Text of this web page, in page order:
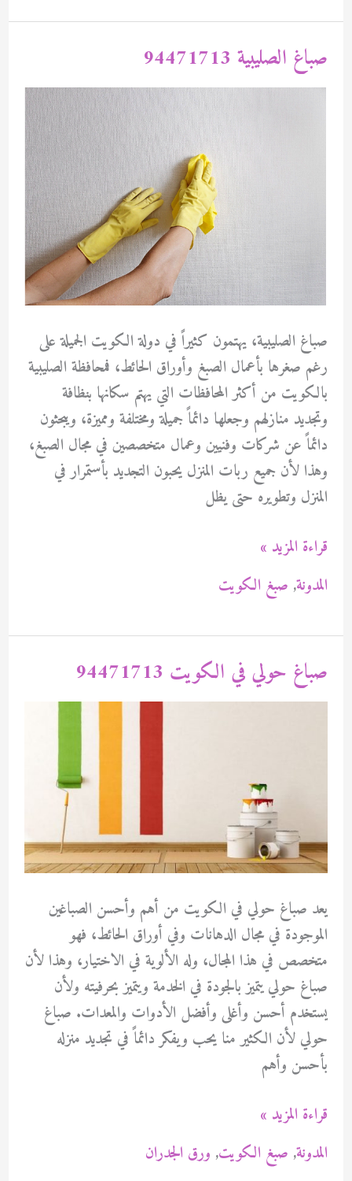
صباغ الصليبية 94471713
صباغ الصليبية، يهتمون كثيراً في دولة الكويت الجميلة على
رغم صغرها بأعمال الصبغ وأوراق الحائط، فمحافظة الصليبية
بالكويت من أكثر المحافظات التي يهتم سكانها بنظافة
وتجديد منازلهم وجعلها دائماً جميلة ومختلفة ومميزة، ويبحثون
دائماً عن شركات وفنيين وعمال متخصصين في مجال الصبغ،
وهذا لأن جميع ربات المنزل يحبون التجديد بأستمرار في
المنزل وتطويره حتى يظل
صباغ
الصليبية
94471713
قراءة المزيد »
المدونة, صبغ الكويت
صباغ حولي في الكويت 94471713
يعد صباغ حولي في الكويت من أهم وأحسن الصباغين
الموجودة في مجال الدهانات وفي أوراق الحائط، فهو
متخصص في هذا المجال، وله الألوية في الاختيار، وهذا لأن
صباغ حولي يتميز بالجودة في الخدمة ويتميز بحرفيته ولأن
يستخدم أحسن وأغلى وأفضل الأدوات والمعدات. صباغ
حولي لأن الكثير منا يحب ويفكر دائماً في تجديد منزله
بأحسن وأهم
صباغ
حولي
في
قراءة المزيد »
المدونة, صبغ الكويت, ورق الجدران